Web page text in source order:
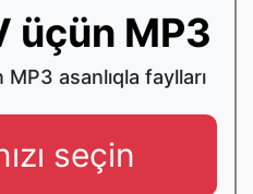
üçün MP3
asanlıqla faylları
seçin